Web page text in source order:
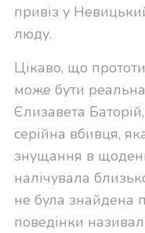
привіз у
люду.
Цікаво, що
може бути
Єлизавета
серійна вбивця,
знущання в
налічувала
не була знайдена
поведінки